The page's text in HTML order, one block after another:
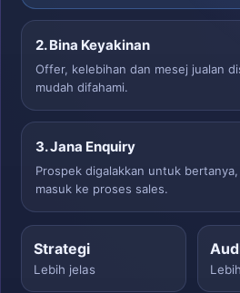
2. Bina Keyakinan
Offer, kelebihan dan mesej jualan
mudah difahami.
3. Jana Enquiry
Prospek digalakkan untuk
masuk ke proses sales.
Strategi
Lebih jelas